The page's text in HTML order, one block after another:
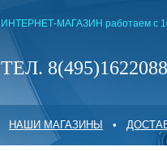
ИНТЕРНЕТ-МАГАЗИН работаем с
ТЕЛ.
НАШИ МАГАЗИНЫ •